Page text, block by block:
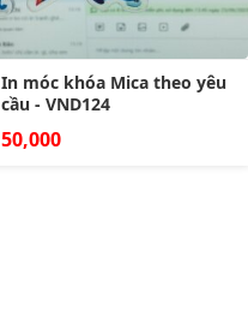
In móc khóa Mica theo yêu
cầu - VND124
50,000